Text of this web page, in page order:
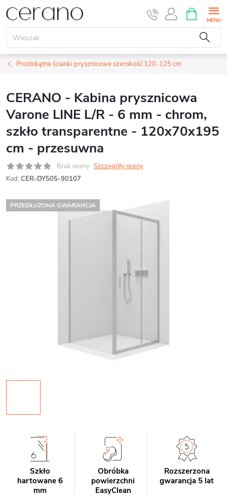
Przejść
do
treści
KOSZYK
Prostokątne ścianki prysznicowe szerokość 120-125 cm
CERANO - Kabina prysznicowa
Varone LINE L/R - 6 mm - chrom,
szkło transparentne - 120x70x195
cm - przesuwna
Brak oceny Szczegóły oceny
Kod: CER-DY505-90107
PRZEDŁUŻONA GWARANCJA
Szkło
hartowane 6
mm
Obróbka
powierzchni
EasyClean
Rozszerzona
gwarancja 5 lat